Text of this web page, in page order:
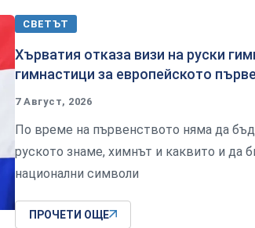
СВЕТЪТ
Хърватия отказа визи на руски
гимнастици за европейското
7 Август, 2026
По време на първенството няма да
руското знаме, химнът и каквито и да
национални символи
ПРОЧЕТИ ОЩЕ